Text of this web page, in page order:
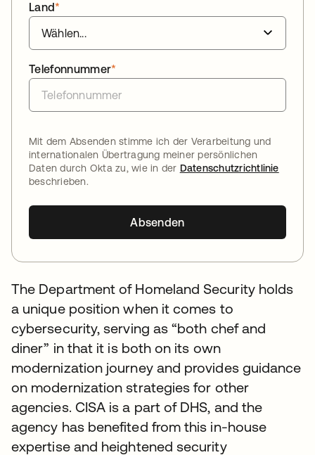
*
Land
*
Telefonnummer
Mit dem Absenden stimme ich der Verarbeitung und
internationalen Übertragung meiner persönlichen
Daten durch Okta zu, wie in der Datenschutzrichtlinie
beschrieben.
Absenden
The Department of Homeland Security holds
a unique position when it comes to
cybersecurity, serving as “both chef and
diner” in that it is both on its own
modernization journey and provides guidance
on modernization strategies for other
agencies. CISA is a part of DHS, and the
agency has benefited from this in-house
expertise and heightened security